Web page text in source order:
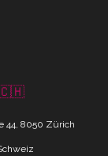
🇨🇭
44, 8050 Zürich